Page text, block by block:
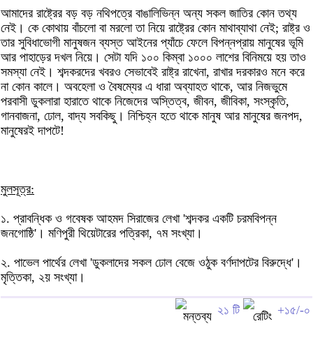
আমাদের রাষ্ট্রের বড় বড় নথিপত্রে বাঙালিভিন্ন অন্য সকল জাতির কোন তথ্য
নেই। কে কোথায় বাঁচলো বা মরলো তা নিয়ে রাষ্ট্রের কোন মাথাব্যাথা নেই; রাষ্ট্র ও
তার সুবিধাভোগী মানুষজন ব্যস্ত আইনের প্যাঁচে ফেলে বিপন্নপ্রায় মানুষের ভূমি
আর পাহাড়ের দখল নিয়ে। সেটা যদি ১০০ কিম্বা ১০০০ লাশের বিনিময়ে হয় তাও
সমস্যা নেই। শব্দকরদের খবরও সেভাবেই রাষ্ট্র রাখেনা, রাখার দরকারও মনে করে
না কোন কালে। অবহেলা ও বৈষম্যের এ ধারা অব্যাহত থাকে, আর নিজভুমে
পরবাসী ডুকলারা হারাতে থাকে নিজেদের অস্তিত্ব, জীবন, জীবিকা, সংস্কৃতি,
গানবাজনা, ঢোল, বাদ্য সবকিছু। নিশ্চিহ্ন হতে থাকে মানুষ আর মানুষের জনপদ,
মানুষেরই দাপটে!
মুলসূত্র:
১. প্রাবন্ধিক ও গবেষক আহমদ সিরাজের লেখা 'শব্দকর একটি চরমবিপন্ন
জনগোষ্ঠি'। মণিপুরী থিয়েটারের পত্রিকা, ৭ম সংখ্যা।
২. পাভেল পার্থের লেখা 'ডুকলাদের সকল ঢোল বেজে ওঠুক বর্ণদাপটের বিরুদ্ধে'।
মৃত্তিকা, ২য় সংখ্যা।
২১ টি +১৫/-০